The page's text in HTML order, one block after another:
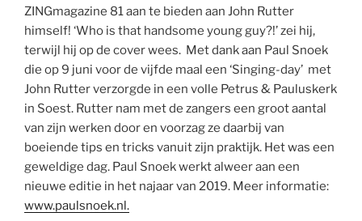
ZINGmagazine 81 aan te bieden aan John Rutter
himself! ‘Who is that handsome young guy?!’ zei hij,
terwijl hij op de cover wees. Met dank aan Paul Snoek
die op 9 juni voor de vijfde maal een ‘Singing-day’ met
John Rutter verzorgde in een volle Petrus & Pauluskerk
in Soest. Rutter nam met de zangers een groot aantal
van zijn werken door en voorzag ze daarbij van
boeiende tips en tricks vanuit zijn praktijk. Het was een
geweldige dag. Paul Snoek werkt alweer aan een
nieuwe editie in het najaar van 2019. Meer informatie:
www.paulsnoek.nl.